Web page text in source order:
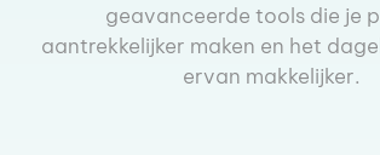
geavanceerde tools die je
aantrekkelijker maken en het
ervan makkelijker.